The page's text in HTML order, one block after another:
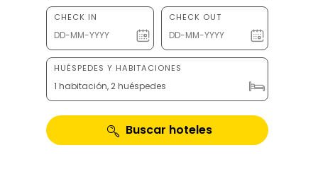
CHECK IN CHECK OUT
HUÉSPEDES Y HABITACIONES
1 habitación, 2 huéspedes
Buscar hoteles